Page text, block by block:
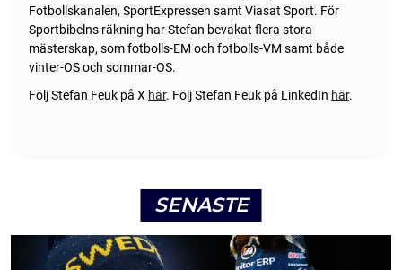
Fotbollskanalen, SportExpressen samt Viasat Sport. För
Sportbibelns räkning har Stefan bevakat flera stora
mästerskap, som fotbolls-EM och fotbolls-VM samt både
vinter-OS och sommar-OS.
Följ Stefan Feuk på X här. Följ Stefan Feuk på LinkedIn här.
SENASTE